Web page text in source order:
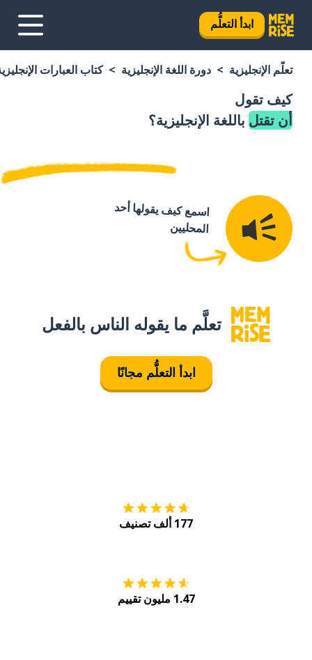
ابدأ التعلُّم
تعلَّم الإنجليزية دورة اللغة الإنجليزية كتاب العبارات
كيف تقول
أن تقتل باللغة الإنجليزية؟
اسمع كيف يقولها أحد
المحليين
تعلَّم ما يقوله الناس بالفعل
ابدأ التعلُّم مجانًا
177 ألف تصنيف
1.47 مليون تقييم